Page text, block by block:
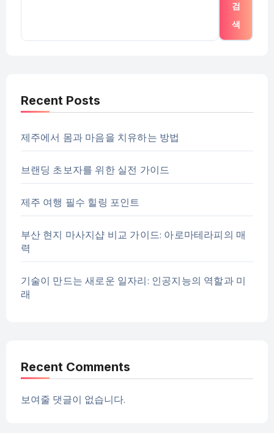
검
색
Recent Posts
제주에서 몸과 마음을 치유하는 방법
브랜딩 초보자를 위한 실전 가이드
제주 여행 필수 힐링 포인트
부산 현지 마사지샵 비교 가이드: 아로마테라피의 매
력
기술이 만드는 새로운 일자리: 인공지능의 역할과 미
래
Recent Comments
보여줄 댓글이 없습니다.